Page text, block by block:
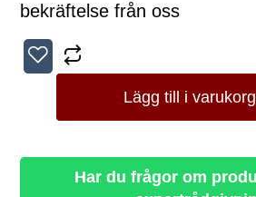
bekräftelse från oss
Lägg till i
Har du frågor om